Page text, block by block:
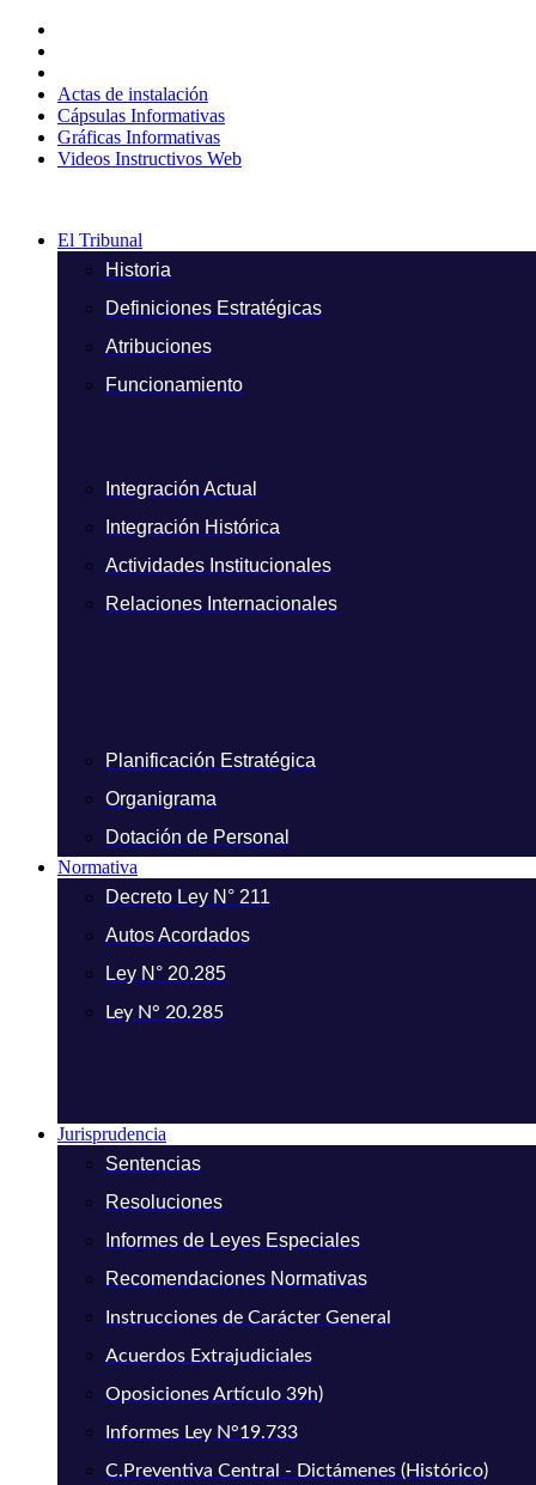
contenido
Actas de instalación
Cápsulas Informativas
Gráficas Informativas
Videos Instructivos Web
El Tribunal
Historia
Definiciones Estratégicas
Atribuciones
Funcionamiento
Integración Actual
Integración Histórica
Actividades Institucionales
Relaciones Internacionales
Planificación Estratégica
Organigrama
Dotación de Personal
Normativa
Decreto Ley N° 211
Autos Acordados
Ley N° 20.285
Ley N° 20.285
Jurisprudencia
Sentencias
Resoluciones
Informes de Leyes Especiales
Recomendaciones Normativas
Instrucciones de Carácter General
Acuerdos Extrajudiciales
Oposiciones Artículo 39h)
Informes Ley N°19.733
C.Preventiva Central - Dictámenes (Histórico)